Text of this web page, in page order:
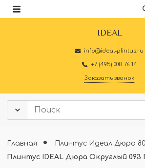
IDEAL
info@ideal-plintus.ru
+7 (495) 008-76-14
Заказать звонок
Главная
Плинтус Идеал Дюра
Плинтус IDEAL Дюра Округлый 093